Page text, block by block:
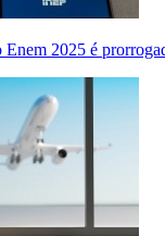
Enem 2025 é